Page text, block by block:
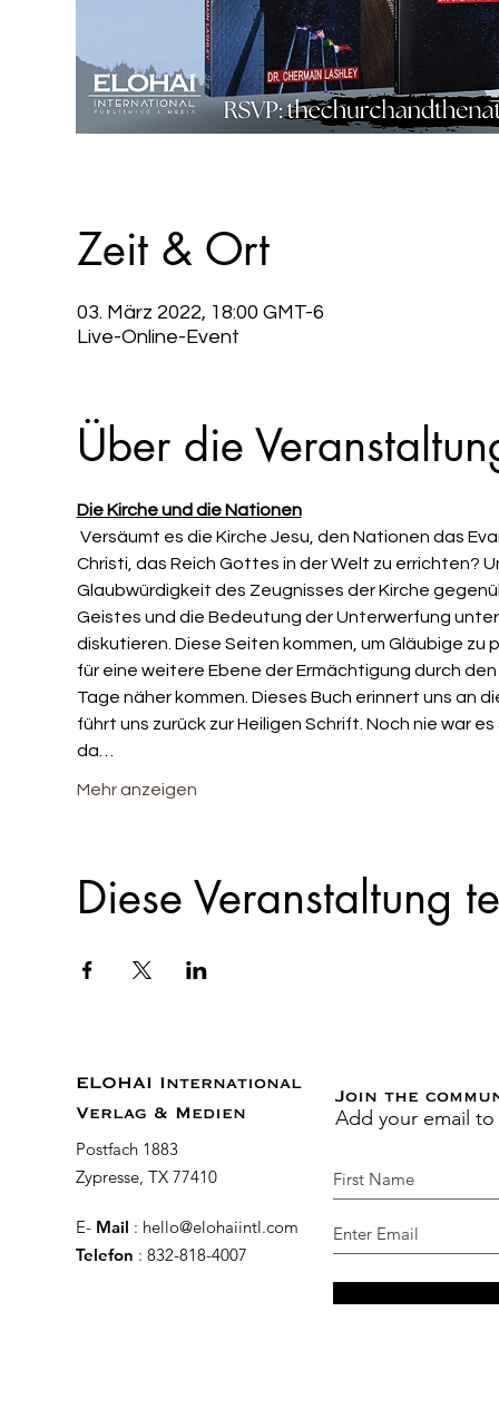
Zeit & Ort
03. März 2022, 18:00 GMT-6
Live-Online-Event
Über die
Die Kirche und die Nationen
Christi, das Reich Gottes in der Welt zu errichten?
Glaubwürdigkeit des Zeugnisses der Kirche
Geistes und die Bedeutung der Unterwerfung
diskutieren. Diese Seiten kommen, um Gläubige zu
für eine weitere Ebene der Ermächtigung durch
Tage näher kommen. Dieses Buch erinnert uns an
führt uns zurück zur Heiligen Schrift. Noch nie war
da…
Mehr anzeigen
Diese Veranstaltung
ELOHAI International
Verlag & Medien
Postfach 1883
Zypresse, TX 77410
E- Mail : hello@elohaiintl.com
Telefon : 832-818-4007
Join the
Add your email